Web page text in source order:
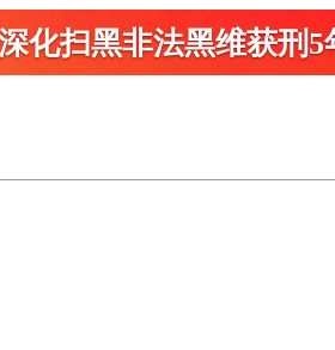
化扫黑非法黑维获刑5